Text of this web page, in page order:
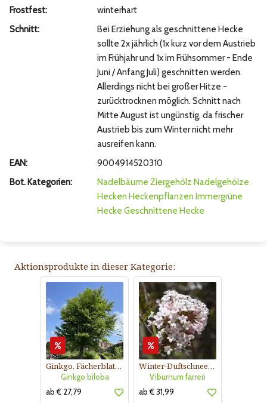
Frostfest:
winterhart
Schnitt:
Bei Erziehung als geschnittene Hecke
sollte 2x jährlich (1x kurz vor dem Austrieb
im Frühjahr und 1x im Frühsommer - Ende
Juni / Anfang Juli) geschnitten werden.
Allerdings nicht bei großer Hitze -
zurücktrocknen möglich. Schnitt nach
Mitte August ist ungünstig, da frischer
Austrieb bis zum Winter nicht mehr
ausreifen kann.
EAN:
9004914520310
Bot. Kategorien:
Nadelbäume Ziergehölz Nadelgehölze
Hecken Heckenpflanzen Immergrüne
Hecke Geschnittene Hecke
Aktionsprodukte in dieser Kategorie:
Ginkgo, Fächerblattbaum
Ginkgo biloba
ab € 27,79
Winter-Duftschneeball
Viburnum farreri
ab € 31,99